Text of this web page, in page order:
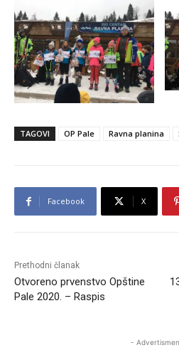
TAGOVI OP Pale Ravna planina
Facebook X
Prethodni članak
Otvoreno prvenstvo Opštine
Pale 2020. – Raspis
-